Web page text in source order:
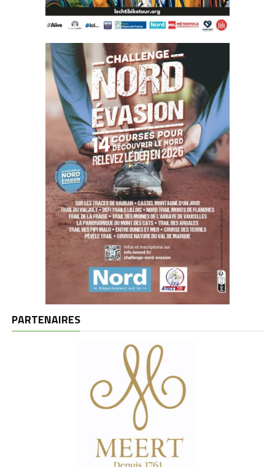
PARTENAIRES